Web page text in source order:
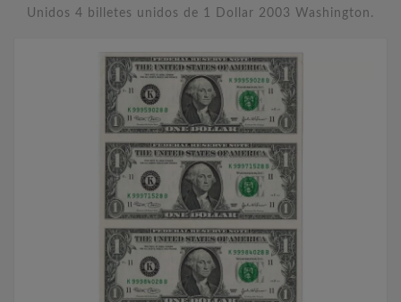
Unidos 4 billetes unidos de 1 Dollar 2003 Washington.